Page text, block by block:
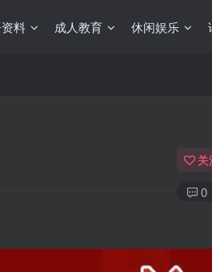
料 成人教育 休闲娱乐
关
0